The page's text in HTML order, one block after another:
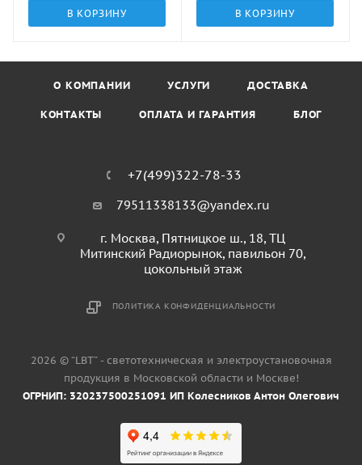
В КОРЗИНУ В КОРЗИНУ
О КОМПАНИИ УСЛУГИ ДОСТАВКА
КОНТАКТЫ ОПЛАТА И ГАРАНТИЯ БЛОГ
+7(499)322-78-33
79511338133@yandex.ru
г. Москва, Пятницкое ш., 18, ТЦ
Митинский Радиорынок, павильон 70,
цокольный этаж
ПОЛИТИКА КОНФИДЕНЦИАЛЬНОСТИ
2026 © “LBT” - светотехническая и электроустановочная
продукция в Московской области и Москве!
ОГРНИП: 320237500251091 ИП Колесников Антон Олегович